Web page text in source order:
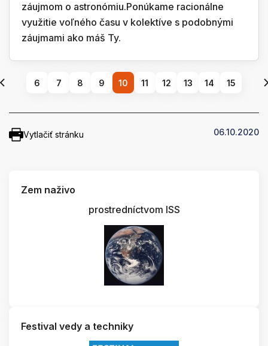
záujmom o astronómiu.Ponúkame racionálne
využitie voľného času v kolektíve s podobnými
záujmami ako máš Ty.
6 7 8 9 10 11 12 13 14 15
Vytlačiť stránku 06.10.2020
Zem naživo
prostredníctvom ISS
Festival vedy a techniky